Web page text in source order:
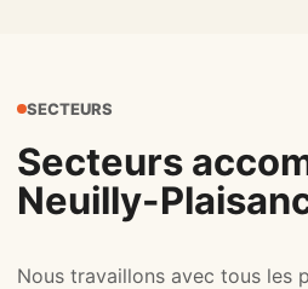
SECTEURS
Secteurs
Neuilly-
Nous travaillons avec tous les